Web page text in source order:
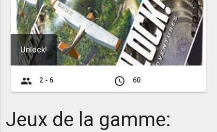
Unlock!
group 2 - 6 access_time 60
Jeux de la gamme: